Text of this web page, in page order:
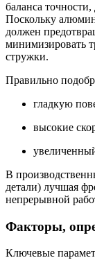
баланса
Поскольку
должен
минимизировать
стружки.
Правильно
гладкую
высокие
В
детали) лучшая
непрерывной
Факторы,
Ключевые